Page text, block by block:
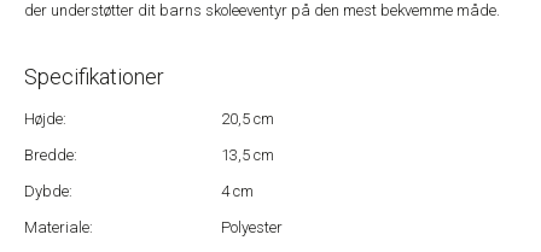
der understøtter dit barns skoleeventyr på den mest bekvemme måde.
Specifikationer
Højde:
20,5 cm
Bredde:
13,5 cm
Dybde:
4 cm
Materiale:
Polyester